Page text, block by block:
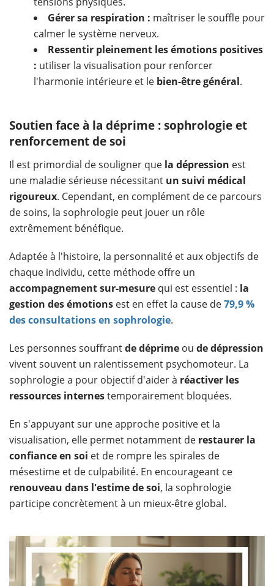
Gérer sa respiration : maîtriser le souffle pour
calmer le système nerveux.
Ressentir pleinement les émotions positives
: utiliser la visualisation pour renforcer
l'harmonie intérieure et le bien-être général.
Soutien face à la déprime : sophrologie et
renforcement de soi
Il est primordial de souligner que la dépression est
une maladie sérieuse nécessitant un suivi médical
rigoureux. Cependant, en complément de ce parcours
de soins, la sophrologie peut jouer un rôle
extrêmement bénéfique.
Adaptée à l'histoire, la personnalité et aux objectifs de
chaque individu, cette méthode offre un
accompagnement sur-mesure qui est essentiel : la
gestion des émotions est en effet la cause de79,9 %
des consultations en sophrologie.
Les personnes souffrantde déprime ou de dépression
vivent souvent un ralentissement psychomoteur. La
sophrologie a pour objectif d'aider à réactiver les
ressources internestemporairement bloquées.
En s'appuyant sur une approche positive et la
visualisation, elle permet notamment de restaurer la
confiance en soi et de rompre les spirales de
mésestime et de culpabilité. En encourageant ce
renouveau dans l'estime de soi, la sophrologie
participe concrètement à un mieux-être global.​​